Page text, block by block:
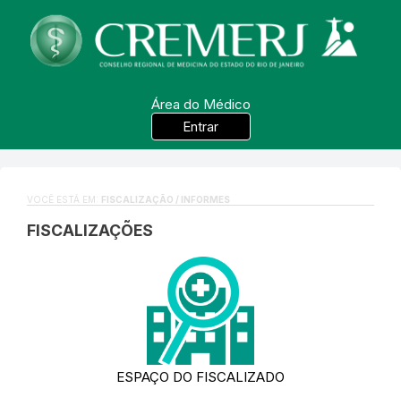
Área do Médico
Entrar
VOCÊ ESTÁ EM: FISCALIZAÇÃO / INFORMES
FISCALIZAÇÕES
ESPAÇO DO FISCALIZADO